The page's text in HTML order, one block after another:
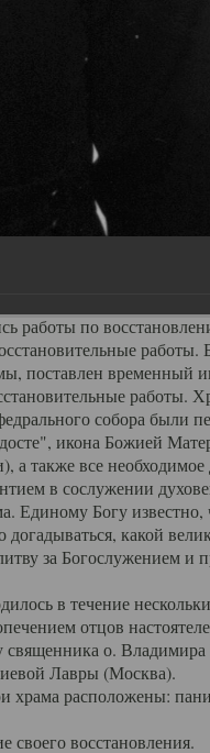
храм был закрыт и
был расположен
"Архипелаг ГУЛАГ".
тяжестью людей
они были поспешно на
очевидцы, были
проводка,
с благословения
был назначен
с должности
выдающимися
работы по
работы.
поставлен временный
работы.
собора были
икона Божией
а также все
в сослужении
Единому Богу
какой
за Богослужением и
в течение
отцов
священника о.
Лавры (Москва).
храма расположены:
своего восстановления.